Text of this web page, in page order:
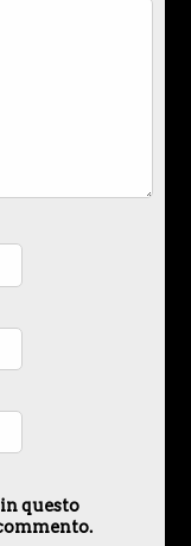
questo